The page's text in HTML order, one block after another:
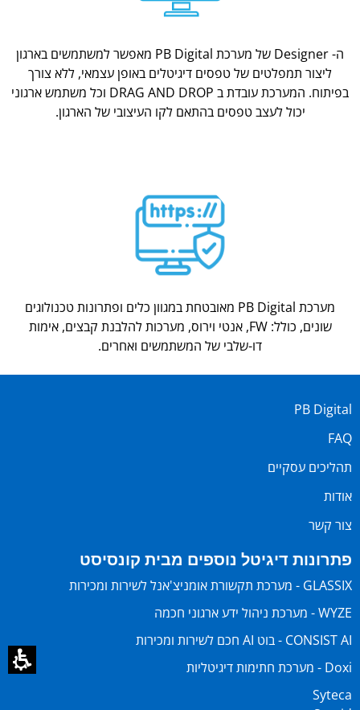
ה- Designer של מערכת PB Digital מאפשר למשתמשים בארגון
ליצור תמפלטים של טפסים דיגיטלים באופן עצמאי, ללא צורך
בפיתוח. המערכת עובדת ב DRAG AND DROP וכל משתמש ארגוני
יכול לעצב טפסים בהתאם לקו העיצובי של הארגון.
מערכת PB Digital מאובטחת במגוון כלים ופתרונות טכנולוגים
שונים, כולל: FW, אנטי וירוס, מערכות להלבנת קבצים, אימות
דו-שלבי של המשתמשים ואחרים.
PB Digital
FAQ
תהליכים עסקיים
אודות
צור קשר
פתרונות דיגיטל נוספים מבית קונסיסט
GLASSIX - מערכת תקשורת אומניצ'אנל לשירות ומכירות
WYZE - מערכת ניהול ידע ארגוני חכמה
CONSIST AI - בוט AI חכם לשירות ומכירות
Doxi - מערכת חתימות דיגיטליות
Syteca